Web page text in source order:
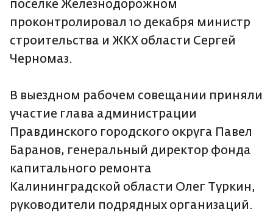
поселке Железнодорожном
проконтролировал 10 декабря министр
строительства и ЖКХ области Сергей
Черномаз.
В выездном рабочем совещании приняли
участие глава администрации
Правдинского городского округа Павел
Баранов, генеральный директор фонда
капитального ремонта
Калининградской области Олег Туркин,
руководители подрядных организаций.